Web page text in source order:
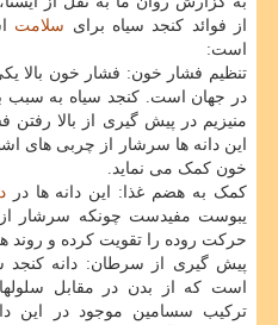
از فوائد کنجد سیاه برای سلامت
است:
تنظیم فشار خون: فشار خون بالا
در جهان است. کنجد سیاه به سبب
منیزیم در پیش گیری از بالا
این دانه ها سرشار از چربی های
خون کمک می نماید.
کمک به هضم غذا: این دانه ها در
یبوست مفیدست چونکه سرشار
حرکت روده را تقویت کرده و روند
پیش گیری از سرطان: دانه کنجد
است که از بدن در مقابل
ترکیب سسامین موجود در این